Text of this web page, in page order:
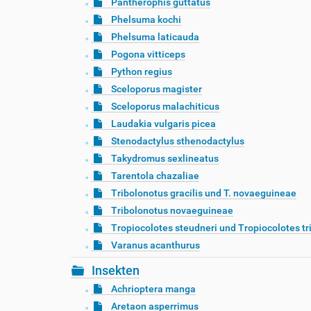
Phelsuma kochi
Phelsuma laticauda
Pogona vitticeps
Python regius
Sceloporus magister
Sceloporus malachiticus
Laudakia vulgaris picea
Stenodactylus sthenodactylus
Takydromus sexlineatus
Tarentola chazaliae
Tribolonotus gracilis und T. novaeguineae
Tribolonotus novaeguineae
Tropiocolotes steudneri und Tropiocolotes
Varanus acanthurus
Insekten
Achrioptera manga
Aretaon asperrimus